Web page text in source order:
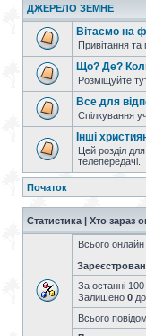
ДЖЕРЕЛО ЗЕМНЕ
Вітаємо на
Привітання
Що? Де?
Розміщуйте
Все для
Спілкування
Інші
Цей розділ
телепередачі.
Початок
Статистика | Хто зараз
Всього онлайн
За останні
Залишено 0
Всього